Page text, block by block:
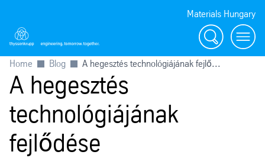
Materials Hungary
Search
Home Blog A hegesztés technológiájának fejlő...
A hegesztés
technológiájának
fejlődése